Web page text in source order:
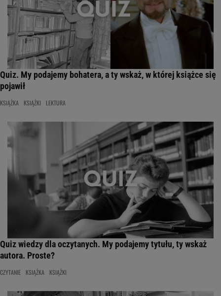
Quiz. My podajemy bohatera, a ty wskaż, w której książce się
pojawił
KSIĄŻKA KSIĄŻKI LEKTURA
Quiz wiedzy dla oczytanych. My podajemy tytułu, ty wskaż
autora. Proste?
CZYTANIE KSIĄŻKA KSIĄŻKI